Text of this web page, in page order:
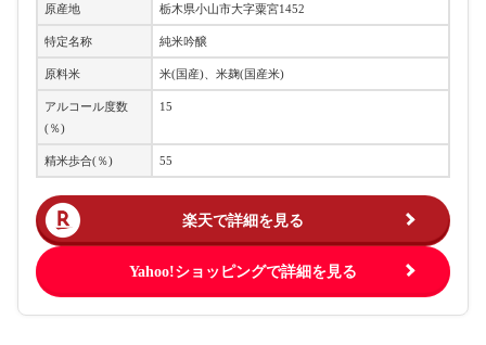
原産地 栃木県小山市大字粟宮1452
特定名称 純米吟醸
原料米 米(国産)、米麹(国産米)
アルコール度数
(％)
15
精米歩合(％) 55
楽天で詳細を見る
Yahoo!ショッピングで詳細を見る